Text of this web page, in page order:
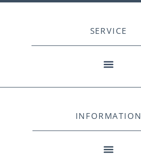
SERVICE
INFORMATION